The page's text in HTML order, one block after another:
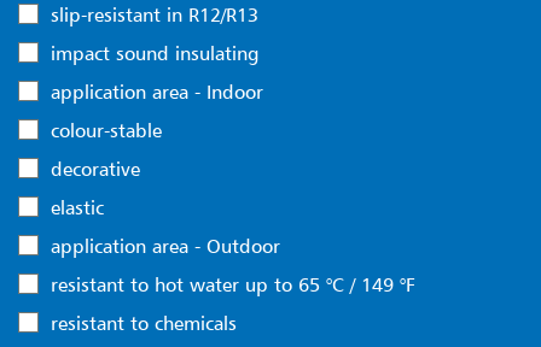
slip-resistant in R12/R13
impact sound insulating
application area - Indoor
colour-stable
decorative
elastic
application area - Outdoor
resistant to hot water up to 65 °C / 149 °F
resistant to chemicals